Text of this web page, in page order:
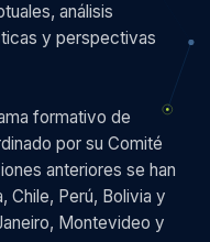
análisis
y perspectivas
formativo de
por su Comité
anteriores se han
Chile, Perú, Bolivia y
Montevideo y